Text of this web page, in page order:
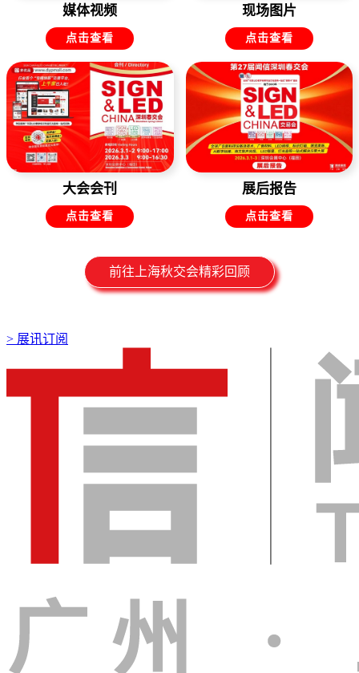
媒体视频
点击查看
现场图片
点击查看
大会会刊
点击查看
展后报告
点击查看
前往上海秋交会精彩回顾
> 展讯订阅